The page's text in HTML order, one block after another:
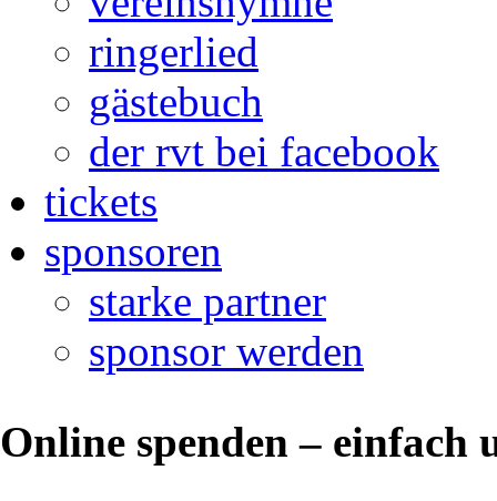
ringerlied
gästebuch
der rvt bei facebook
tickets
sponsoren
starke partner
sponsor werden
Online spenden – einfach
2.
Mannschaft